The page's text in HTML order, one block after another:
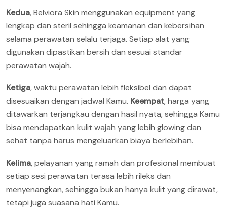
Kedua, Belviora Skin menggunakan equipment yang
lengkap dan steril sehingga keamanan dan kebersihan
selama perawatan selalu terjaga. Setiap alat yang
digunakan dipastikan bersih dan sesuai standar
perawatan wajah.
Ketiga, waktu perawatan lebih fleksibel dan dapat
disesuaikan dengan jadwal Kamu. Keempat, harga yang
ditawarkan terjangkau dengan hasil nyata, sehingga Kamu
bisa mendapatkan kulit wajah yang lebih glowing dan
sehat tanpa harus mengeluarkan biaya berlebihan.
Kelima, pelayanan yang ramah dan profesional membuat
setiap sesi perawatan terasa lebih rileks dan
menyenangkan, sehingga bukan hanya kulit yang dirawat,
tetapi juga suasana hati Kamu.